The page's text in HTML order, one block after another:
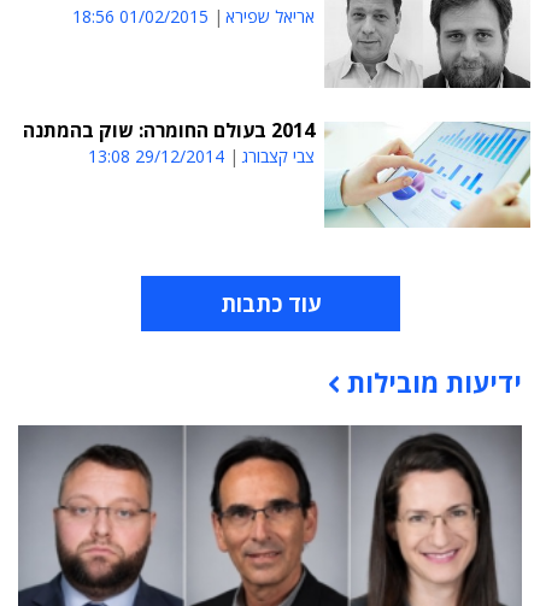
אריאל שפירא 01/02/2015 18:56
2014 בעולם החומרה: שוק בהמתנה
צבי קצבורג 29/12/2014 13:08
עוד כתבות
תוכן פרסומי
ידיעות מובילות